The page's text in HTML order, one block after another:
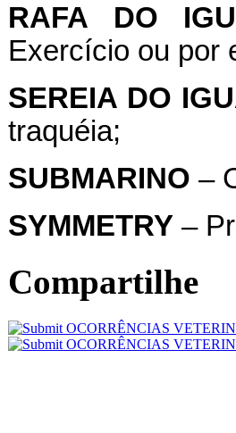
RAFA
DO
Exercício ou por
SEREIA DO
traquéia;
SUBMARINO –
SYMMETRY–
Compartilhe